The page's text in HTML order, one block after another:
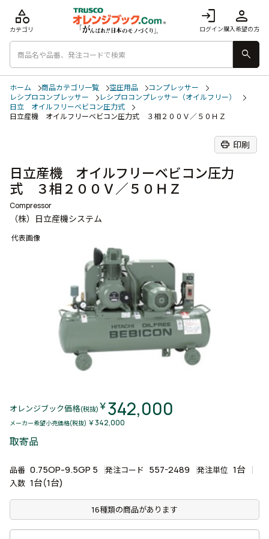
login
ログイン
person
購入希望の方
category
カテゴリ
search
ホーム 商品カテゴリ一覧 空圧用品
コンプレッサー
レシプロコンプレッサー
レシプロコンプレッサー（オイルフリー）
日立 オイルフリーベビコン圧力式
日立産機 オイルフリーベビコン圧力式 ３相２００Ｖ／５０ＨＺ
print 印刷
日立産機 オイルフリーベビコン圧力
式 ３相２００Ｖ／５０ＨＺ
Compressor
（株）日立産機システム
代表画像
オレンジブック価格(税抜) ￥342,000
メーカー希望小売価格(税抜) ￥342,000
取寄品
品番 0.75OP-9.5GP 5 発注コード 557-2489 発注単位 1台
入数 1台(1台)
16種類の商品があります